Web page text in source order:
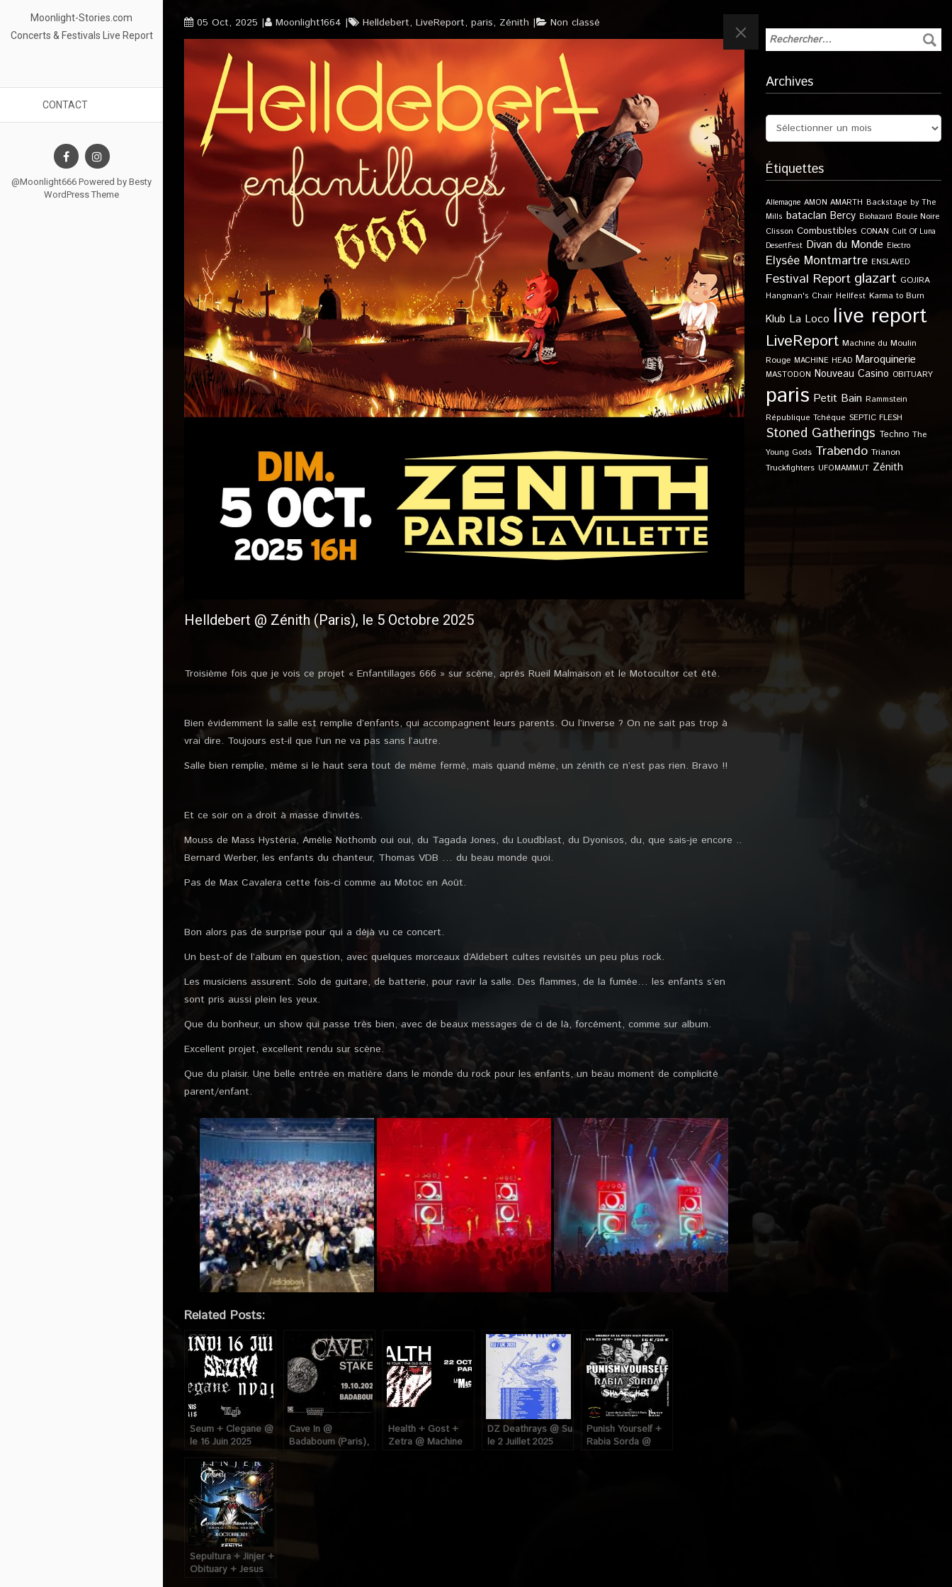
Moonlight-Stories.com
Concerts & Festivals Live Report
CONTACT
@Moonlight666 Powered by Besty
WordPress Theme
05 Oct, 2025 Moonlight1664 Helldebert, LiveReport, paris, Zénith Non classé
Helldebert @ Zénith (Paris), le 5 Octobre 2025
Troisième fois que je vois ce projet « Enfantillages 666 » sur scène, après Rueil Malmaison et le Motocultor cet été.
Bien évidemment la salle est remplie d’enfants, qui accompagnent leurs parents. Ou l’inverse ? On ne sait pas trop à
vrai dire. Toujours est-il que l’un ne va pas sans l’autre.
Salle bien remplie, même si le haut sera tout de même fermé, mais quand même, un zénith ce n’est pas rien. Bravo !!
Et ce soir on a droit à masse d’invités.
Mouss de Mass Hystéria, Amélie Nothomb oui oui, du Tagada Jones, du Loudblast, du Dyonisos, du, que sais-je encore ..
Bernard Werber, les enfants du chanteur, Thomas VDB … du beau monde quoi.
Pas de Max Cavalera cette fois-ci comme au Motoc en Août.
Bon alors pas de surprise pour qui a déjà vu ce concert.
Un best-of de l’album en question, avec quelques morceaux d’Aldebert cultes revisités un peu plus rock.
Les musiciens assurent. Solo de guitare, de batterie, pour ravir la salle. Des flammes, de la fumée… les enfants s’en
sont pris aussi plein les yeux.
Que du bonheur, un show qui passe très bien, avec de beaux messages de ci de là, forcément, comme sur album.
Excellent projet, excellent rendu sur scène.
Que du plaisir. Une belle entrée en matière dans le monde du rock pour les enfants, un beau moment de complicité
parent/enfant.
Related Posts:
Seum + Clegane @ Klub (Paris),
le 16 Juin 2025
Cave In @
Badaboum (Paris),
Health + Gost +
Zetra @ Machine
DZ Deathrays @ Supersonic (Paris),
le 2 Juillet 2025
Punish Yourself +
Rabia Sorda @
Sepultura + Jinjer +
Obituary + Jesus
Archives
Étiquettes
Allemagne AMON AMARTH Backstage by The
Mills bataclan Bercy Biohazard Boule Noire
Clisson Combustibles CONAN Cult Of Luna
DesertFest Divan du Monde Electro
Elysée Montmartre ENSLAVED
Festival Report glazart GOJIRA
Hangman's Chair Hellfest Karma to Burn
Klub La Loco live report
LiveReport Machine du Moulin
Rouge MACHINE HEAD Maroquinerie
MASTODON Nouveau Casino OBITUARY
paris Petit Bain Rammstein
République Tchèque SEPTIC FLESH
Stoned Gatherings Techno The
Young Gods Trabendo Trianon
Truckfighters UFOMAMMUT Zénith